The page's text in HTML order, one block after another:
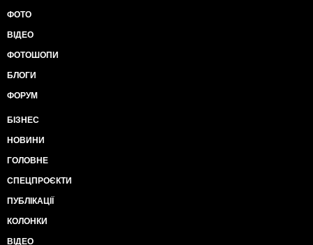
ФОТО
ВІДЕО
ФОТОШОПИ
БЛОГИ
ФОРУМ
БІЗНЕС
НОВИНИ
ГОЛОВНЕ
СПЕЦПРОЄКТИ
ПУБЛІКАЦІЇ
КОЛОНКИ
ВІДЕО